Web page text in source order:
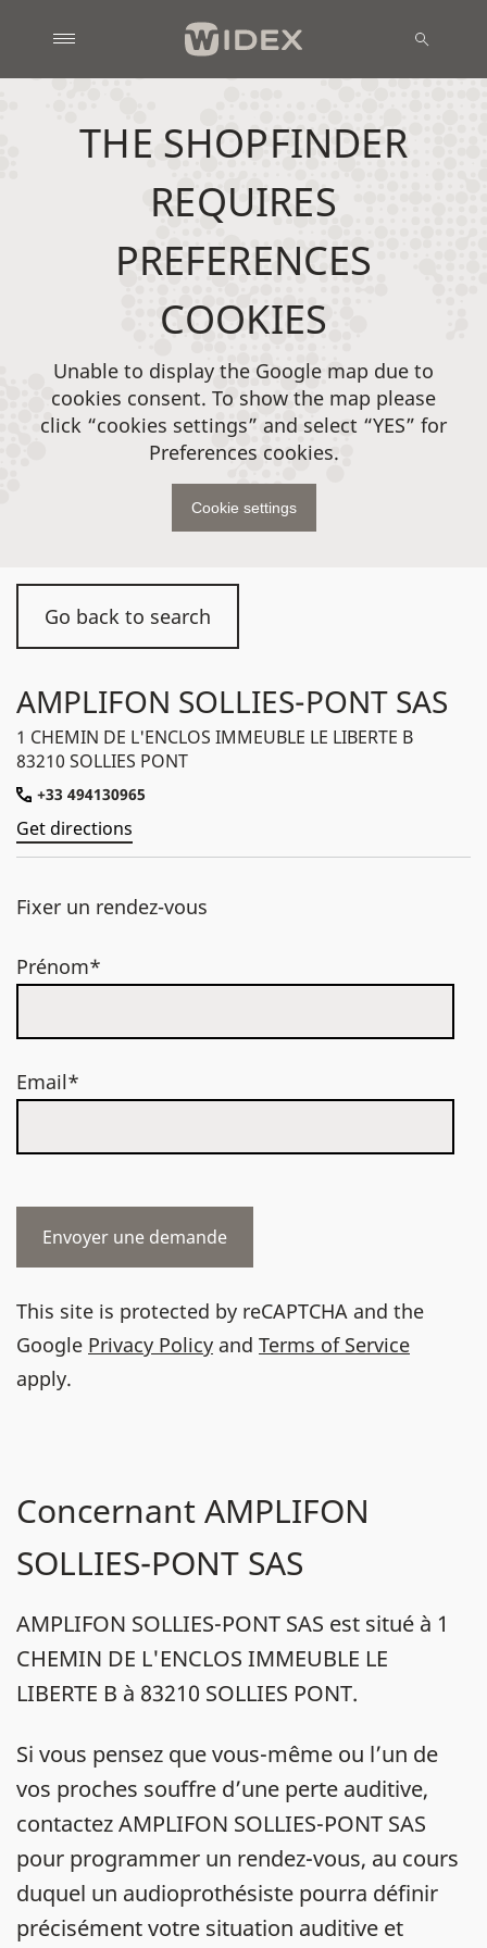
Go back to search
AMPLIFON SOLLIES-PONT SAS
1 CHEMIN DE L'ENCLOS IMMEUBLE LE LIBERTE B
83210 SOLLIES PONT
+33 494130965
Get directions
Fixer un rendez-vous
Prénom*
Email*
This site is protected by reCAPTCHA and the
Google Privacy Policy and Terms of Service
apply.
Concernant AMPLIFON
SOLLIES-PONT SAS
AMPLIFON SOLLIES-PONT SAS est situé à 1
CHEMIN DE L'ENCLOS IMMEUBLE LE
LIBERTE B à 83210 SOLLIES PONT.
Si vous pensez que vous-même ou l’un de
vos proches souffre d’une perte auditive,
contactez AMPLIFON SOLLIES-PONT SAS
pour programmer un rendez-vous, au cours
duquel un audioprothésiste pourra définir
précisément votre situation auditive et
THE SHOPFINDER
REQUIRES
PREFERENCES
COOKIES
Unable to display the Google map due to
cookies consent. To show the map please
click “cookies settings” and select “YES” for
Preferences cookies.
Cookie settings